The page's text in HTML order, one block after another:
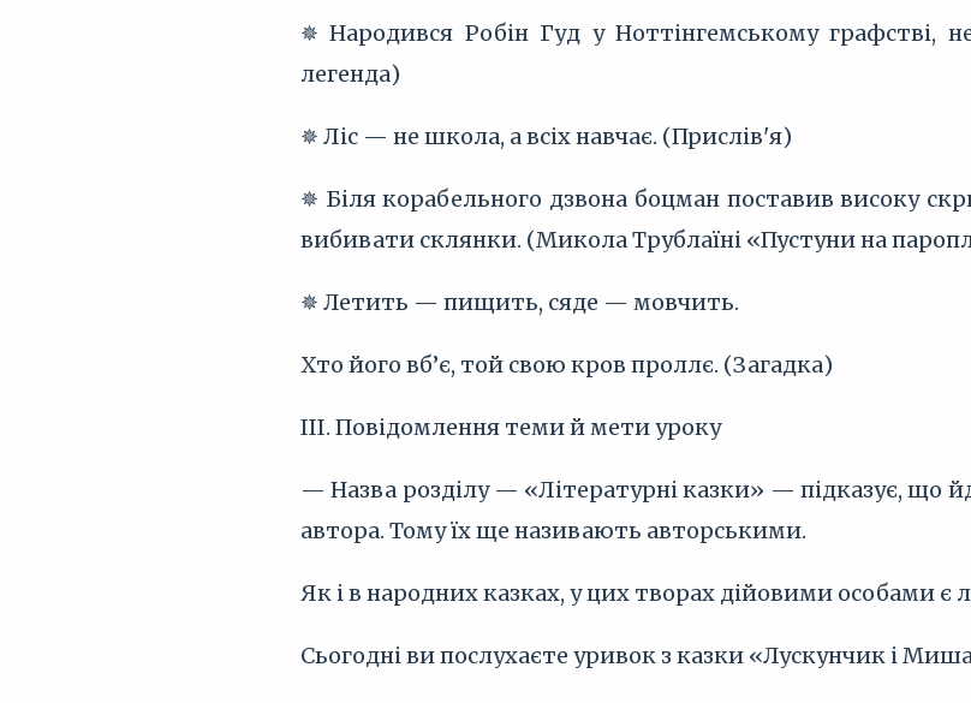
✵ Народився Робін Гуд у Ноттінгемському графстві,
легенда)
✵ Ліс — не школа, а всіх навчає. (Прислів'я)
✵ Біля корабельного дзвона боцман поставив високу
вибивати склянки. (Микола Трублаїні «Пустуни на
✵ Летить — пищить, сяде — мовчить.
Хто його вб’є, той свою кров проллє. (Загадка)
III. Повідомлення теми й мети уроку
— Назва розділу — «Літературні казки» — підказує, що
автора. Тому їх ще називають авторськими.
Як і в народних казках, у цих творах дійовими особами є
Сьогодні ви послухаєте уривок з казки «Лускунчик і